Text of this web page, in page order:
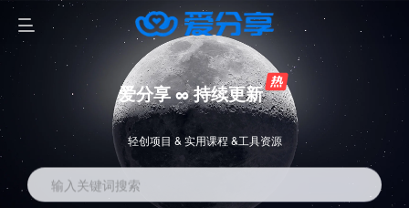
爱分享 ∞ 持续更新
轻创项目 & 实用课程 &工具资源
输入关键词搜索